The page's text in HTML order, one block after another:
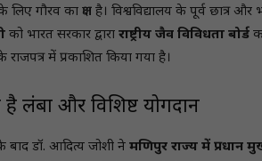
लिए गौरव का क्षण है। विश्वविद्यालय के पूर्व छात्र
को भारत सरकार द्वारा राष्ट्रीय जैव विविधता बोर्ड
में प्रकाशित किया गया है।
लंबा और विशिष्ट योगदान
डॉ. आदित्य जोशी ने मणिपुर राज्य में प्रधान